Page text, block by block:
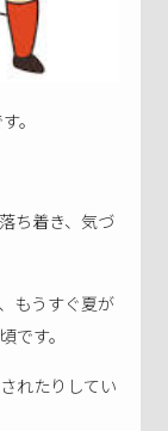
。
ち着き、気づ
もうすぐ夏が
です。
れたりしてい